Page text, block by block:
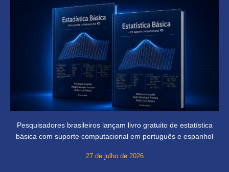
Pesquisadores brasileiros lançam livro gratuito de estatística
básica com suporte computacional em português e espanhol
27 de julho de 2026